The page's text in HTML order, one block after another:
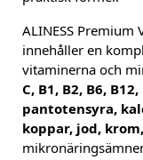
ALINESS Premium
innehåller en
vitaminerna och
C, B1, B2, B6,
pantotensyra,
koppar, jod,